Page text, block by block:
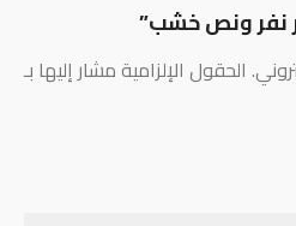
نفر ونص خشب”
الحقول الإلزامية مشار إليها بـ